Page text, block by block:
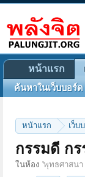
หน้าแรก เว็บ
กรรมดี ก
ในห้อง 'พุทธศาสนา
หน้าแรก
ค้นหาในเว็บบอร์ด